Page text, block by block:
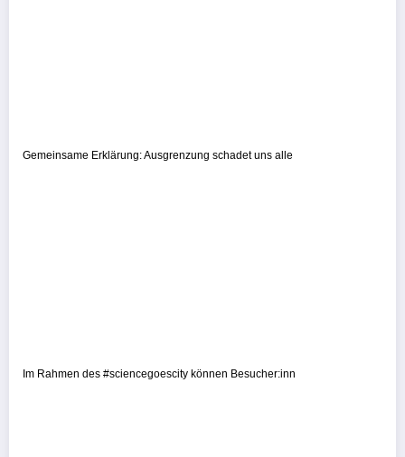
Gemeinsame Erklärung: Ausgrenzung schadet uns alle
Im Rahmen des #sciencegoescity können Besucher:inn